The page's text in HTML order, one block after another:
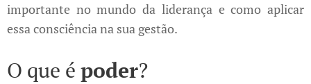
importante no mundo da liderança e como aplicar
essa consciência na sua gestão.
O que é poder?